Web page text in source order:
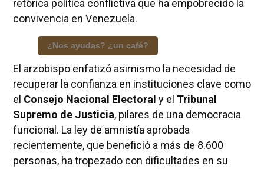
retórica política conflictiva que ha empobrecido la
convivencia en Venezuela.
¿Nos ayudas? ¿un café?
El arzobispo enfatizó asimismo la necesidad de
recuperar la confianza en instituciones clave como
el Consejo Nacional Electoral y el Tribunal
Supremo de Justicia, pilares de una democracia
funcional. La ley de amnistía aprobada
recientemente, que benefició a más de 8.600
personas, ha tropezado con dificultades en su